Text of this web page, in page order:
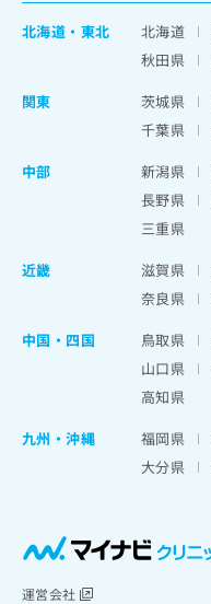
北海道 ・ 東北 北海道
秋田県
関東
茨城県
千葉県
中部
新潟県
長野県
三重県
近畿
滋賀県
奈良県
中国・四国
鳥取県
山口県
高知県
九州・沖縄
福岡県
大分県
運営会社